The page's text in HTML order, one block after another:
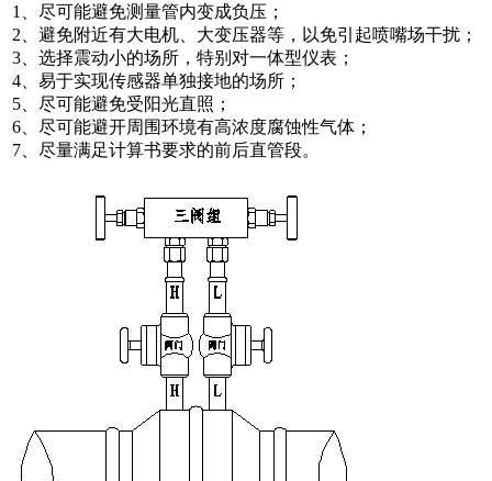
1、尽可能避免测量管内变成负压；
2、避免附近有大电机、大变压器等，以免引起喷嘴场干扰；
3、选择震动小的场所，特别对一体型仪表；
4、易于实现传感器单独接地的场所；
5、尽可能避免受阳光直照；
6、尽可能避开周围环境有高浓度腐蚀性气体；
7、尽量满足计算书要求的前后直管段。